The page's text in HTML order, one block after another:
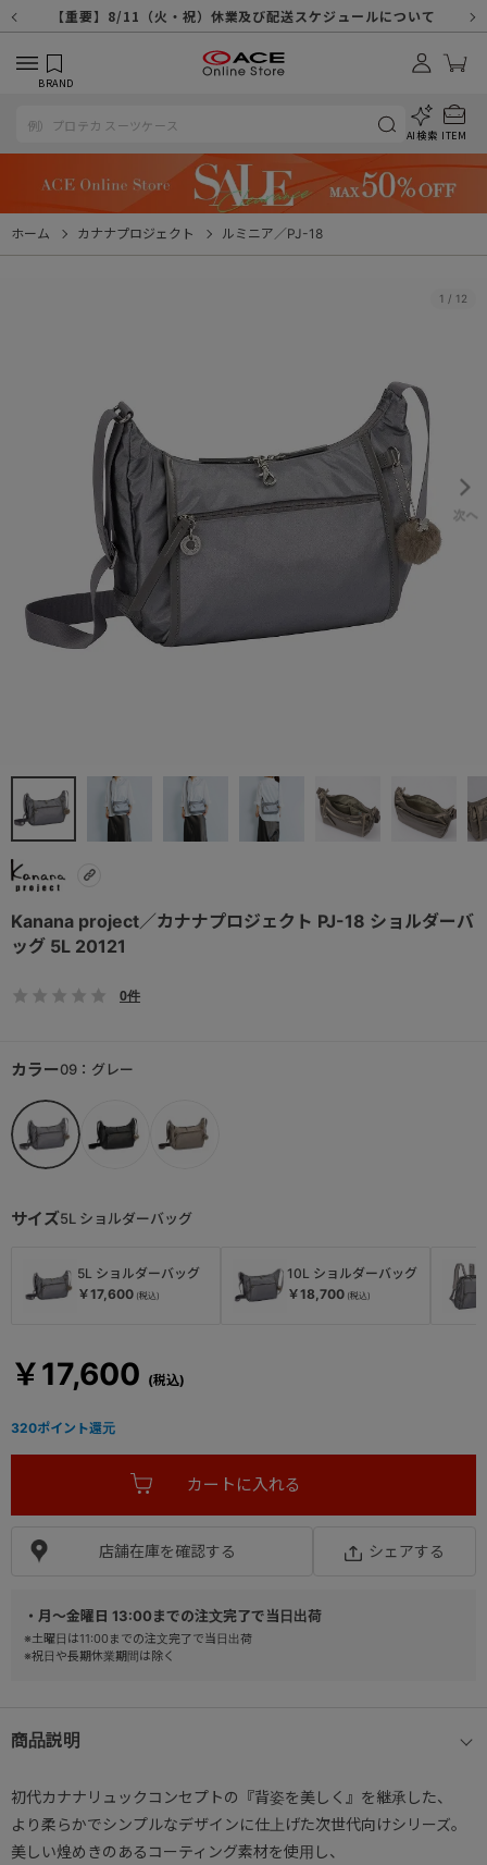
【重要】システムエラーによる出荷遅延につきまして
【重要】8/11（火・祝）休業及び配送スケジュールについて
【重要】令和８年熊本地震に伴う配送への影響について
【重要】納品書・領収書ペーパーレス化（電子化）のお知らせ
【重要】天候不良や交通状況・物量増等に伴う配送への影響について
【重要】悪質な詐欺サイトにご注意ください
【重要】各種メールが届かない場合に関しまして
【重要】お問い合わせのご対応に関しまして
【重要】SNSのなりすまし詐欺にご注意ください
BRAND
AI検索 ITEM
ホーム カナナプロジェクト ルミニア／PJ-18
1 / 12
Kanana project／カナナプロジェクト PJ-18 ショルダーバ
ッグ 5L 20121
0件
・月～金曜日 13:00までの注文完了で当日出荷
※土曜日は11:00までの注文完了で当日出荷
※祝日や長期休業期間は除く
￥17,600
商品説明
初代カナナリュックコンセプトの『背姿を美しく』を継承した、
より柔らかでシンプルなデザインに仕上げた次世代向けシリーズ。
美しい煌めきのあるコーティング素材を使用し、
サイズ5L ショルダーバッグ
5L ショルダーバッグ
￥17,600
10L ショルダーバッグ
￥18,700
カラー09：グレー
店舗在庫を確認する シェアする
320ポイント還元